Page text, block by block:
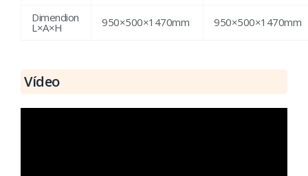
Dimendion
L×A×H 950×500×1470mm 950×500×1470mm
Vídeo